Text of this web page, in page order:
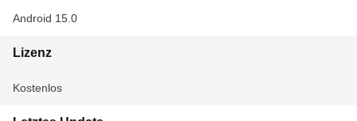
Android 15.0
Lizenz
Kostenlos